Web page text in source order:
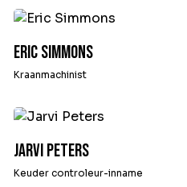
Eric Simmons
Kraanmachinist
Jarvi Peters
Keuder controleur-inname